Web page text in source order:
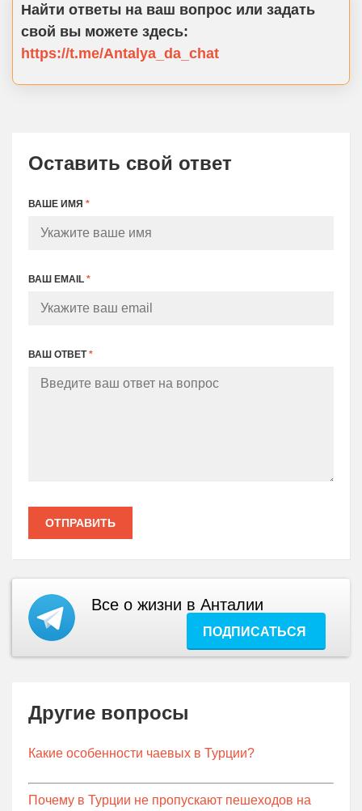
Найти ответы на ваш вопрос или задать
свой вы можете здесь:
https://t.me/Antalya_da_chat
Оставить свой ответ
ВАШЕ ИМЯ *
ВАШ EMAIL *
ВАШ ОТВЕТ*
ОТПРАВИТЬ
Все о жизни в Анталии
ПОДПИСАТЬСЯ
Другие вопросы
Какие особенности чаевых в Турции?
Почему в Турции не пропускают пешеходов на